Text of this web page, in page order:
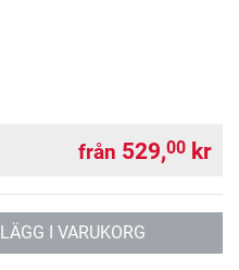
från 529,00 kr
LÄGG I VARUKORG